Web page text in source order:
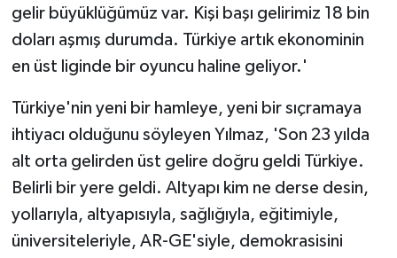
gelir büyüklüğümüz var. Kişi başı gelirimiz 18 bin
doları aşmış durumda. Türkiye artık ekonominin
en üst liginde bir oyuncu haline geliyor.'
Türkiye'nin yeni bir hamleye, yeni bir sıçramaya
ihtiyacı olduğunu söyleyen Yılmaz, 'Son 23 yılda
alt orta gelirden üst gelire doğru geldi Türkiye.
Belirli bir yere geldi. Altyapı kim ne derse desin,
yollarıyla, altyapısıyla, sağlığıyla, eğitimiyle,
üniversiteleriyle, AR-GE'siyle, demokrasisini